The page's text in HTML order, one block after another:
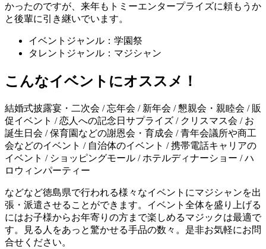
かったのですが、来年もトミーエンタープライズに頼もうか
と後輩に引き継いでいます。
イベントジャンル：学園祭
タレントジャンル：マジシャン
こんなイベントにオススメ！
結婚式披露宴・二次会 / 忘年会 / 新年会 / 懇親会・親睦会 / 販
促イベント / 恋人への記念日サプライズ / クリスマス会 / お
誕生日会 / 保育園などの謝恩会・育成会 / 青年会議所や商工
会などのイベント / 自治体のイベント / 携帯電話キャリアの
イベント / ショッピングモール / ホテルディナーショー / ハ
ロウィンパーティー
などなど徳島県で行われる様々なイベントにマジシャンを出
張・派遣させることができます。イベント全体を盛り上げる
にはお子様からお年寄りの方まで楽しめるマジックは最適で
す。見る人をあっと驚かせる手品の数々。是非お気軽にお問
合せください。